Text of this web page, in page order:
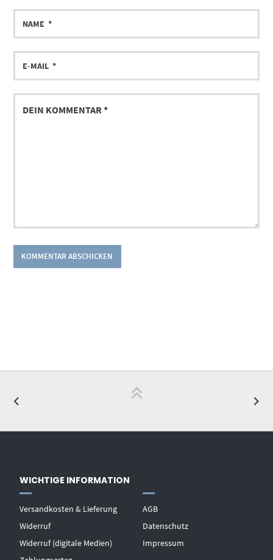
NAME
E-
MAIL
DEIN
KOMMENTAR
WICHTIGE INFORMATION
Versandkosten & Lieferung
Widerruf
Widerruf (digitale Medien)
AGB
Datenschutz
Impressum